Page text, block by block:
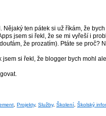
ten pátek si už říkám, že bych
jsem si řekl, že se mi vyřeší i
že prozatím). Ptáte se proč?
si řekl, že blogger bych mohl
, Projekty, Služby, Školení, Školský